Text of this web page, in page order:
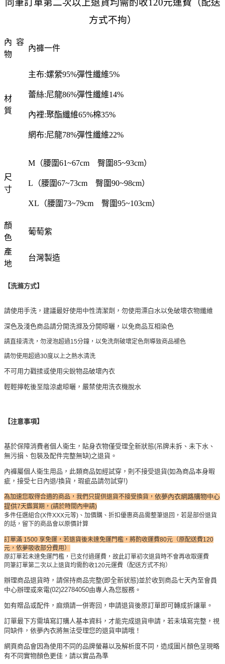
方式不拘）
內 容
物
內褲一件
材
質
主布:嫘縈95%彈性纖維5%
蕾絲:尼龍86%彈性纖維14%
內裡:聚酯纖維65%棉35%
網布:尼龍78%彈性纖維22%
尺
寸
M（腰圍61~67cm 臀圍85~93cm）
L（腰圍67~73cm 臀圍90~98cm）
XL（腰圍73~79cm 臀圍95~103cm）
顏
色
葡萄紫
產
地
台灣製造
【洗滌方式】
請使用手洗，建議最好使用中性清潔劑，勿使用漂白水以免破壞衣物纖維
深色及淺色商品請分開洗滌及分開晾曬，以免商品互相染色
請直接清洗，勿浸泡超過15分鐘，以免洗劑破壞定色劑導致商品褪色
請勿使用超過30度以上之熱水清洗
不可用力戳揉或使用尖銳物品破壞內衣
輕輕擰乾後至陰涼處晾曬，嚴禁使用洗衣機脫水
【注意事項】
基於保障消費者個人衛生，貼身衣物僅受理全新狀態(吊牌未拆、未下水、
無污損、包裝及配件完整無缺)之退貨。
內褲屬個人衛生用品，此類商品如經試穿，則不接受退貨(如為商品本身暇
疵，接受七日內退/換貨，瑕疵品請勿試穿!)
為加速您取得合適的商品，我們只提供退貨不接受換貨， 依夢內衣網路購物中心
提供7天鑑賞期，(請於時間內申請)
多件任選組合(X件XXX元等)、加價購、折扣優惠商品需整筆退回，若是部份退貨
的話，留下的商品會以原價計算
訂單滿 1500 享免運，若退貨後未達免運門檻，將酌收運費80元（原配送費120
元，依夢吸收部分費用）
原訂單若未達免運門檻，已支付過運費，故此訂單初次退貨時不會再收取運費
同筆訂單第二次以上退貨均需酌收120元運費（配送方式不拘）
辦理商品退貨時，請保持商品完整(即全新狀態)並於收到商品七天內至會員
中心辦理或來電(02)22784050由專人為您服務。
如有贈品或配件，麻煩請一併寄回，申請退貨後原訂單即可轉成折讓單。
訂單最下方需填寫訂購人基本資料，才能完成退貨申請，若未填寫完整，視
同缺件，依夢內衣將無法受理您的退貨申請哦！
網頁商品會因為使用不同的品牌螢幕以及解析度不同，造成圖片顏色呈現略
有不同實物顏色更佳，請以實品為準